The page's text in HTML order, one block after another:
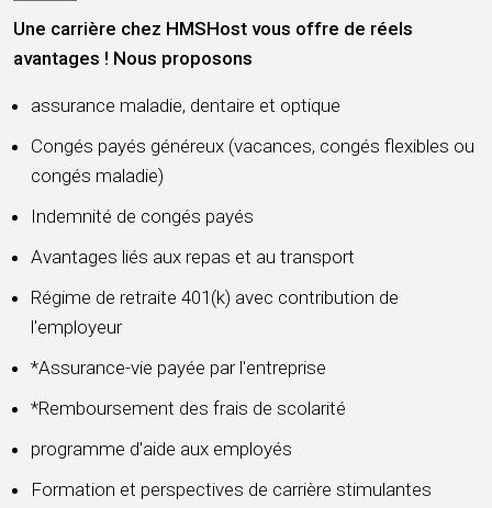
Une carrière chez HMSHost vous offre de réels
avantages ! Nous proposons
assurance maladie, dentaire et optique
Congés payés généreux (vacances, congés flexibles ou
congés maladie)
Indemnité de congés payés
Avantages liés aux repas et au transport
Régime de retraite 401(k) avec contribution de
l'employeur
*Assurance-vie payée par l'entreprise
*Remboursement des frais de scolarité
programme d'aide aux employés
Formation et perspectives de carrière stimulantes